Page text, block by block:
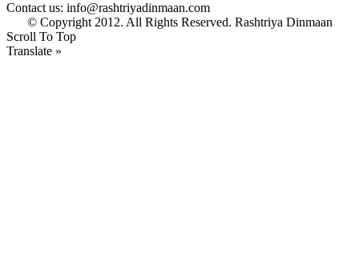
Contact us: info@rashtriyadinmaan.com
© Copyright 2012. All Rights Reserved. Rashtriya Dinmaan
Scroll To Top
Translate »